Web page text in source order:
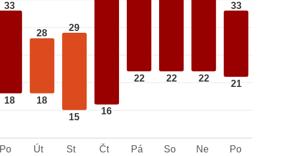
33
18
28
18
29
15
16
22 22 22
33
21
Po Út St Čt Pá So Ne Po